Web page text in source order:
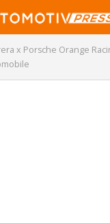
x Porsche Orange